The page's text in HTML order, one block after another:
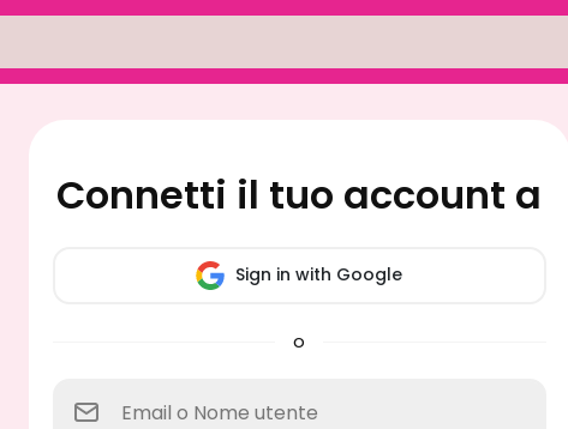
Connetti il tuo account a
Sign in with Google
o